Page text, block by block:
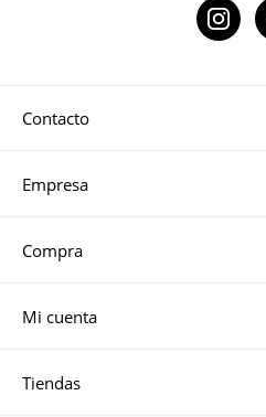
Contacto
Empresa
Compra
Mi cuenta
Tiendas
